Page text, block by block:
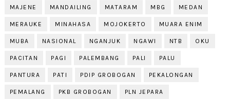
MAJENE MANDAILING MATARAM MBG MEDAN
MERAUKE MINAHASA MOJOKERTO MUARA ENIM
MUBA NASIONAL NGANJUK NGAWI NTB OKU
PACITAN PAGI PALEMBANG PALI PALU
PANTURA PATI PDIP GROBOGAN PEKALONGAN
PEMALANG PKB GROBOGAN PLN JEPARA